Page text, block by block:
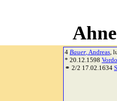
4 Bauer, Andreas,
* 20.12.1598
⚭ 2/2 17.02.1634